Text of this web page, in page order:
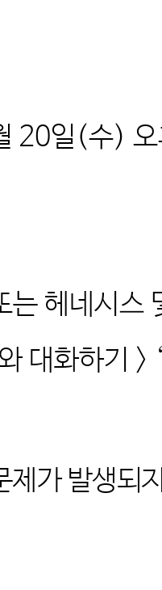
20일(수)
는 헤네시스
대화하기 >
제가 발생되